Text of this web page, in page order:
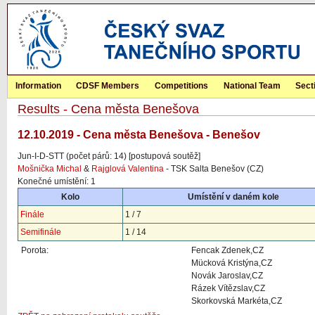
Information CDSF Members Competitions National Team
Results - Cena města Benešova
12.10.2019 - Cena města Benešova - Benešov
Jun-I-D-STT (počet párů: 14) [postupová soutěž]
Mošnička Michal & Rajglová Valentina - TSK Salta Benešov (CZ)
Konečné umístění: 1
Kolo
Umístění v daném kole
Finále
1 / 7
Semifinále
1 / 14
Porota:
Fencak Zdenek,CZ
Mücková Kristýna,CZ
Novák Jaroslav,CZ
Rázek Vítězslav,CZ
Skorkovská Markéta,CZ